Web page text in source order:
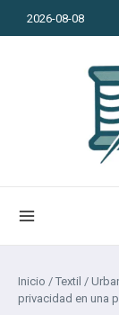
2026-08-08
Inicio / Textil /
privacidad en una